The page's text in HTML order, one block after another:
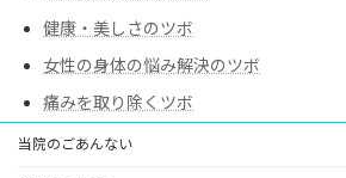
健康・美しさのツボ
女性の身体の悩み解決のツボ
痛みを取り除くツボ
当院のごあんない